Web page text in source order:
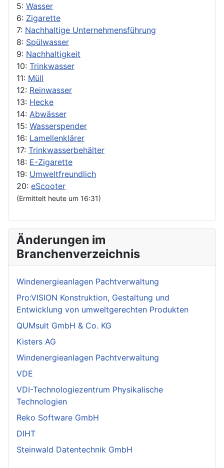
5: Wasser
6: Zigarette
7: Nachhaltige Unternehmensführung
8: Spülwasser
9: Nachhaltigkeit
10: Trinkwasser
11: Müll
12: Reinwasser
13: Hecke
14: Abwässer
15: Wasserspender
16: Lamellenklärer
17: Trinkwasserbehälter
18: E-Zigarette
19: Umweltfreundlich
20: eScooter
(Ermittelt heute um 16:31)
Änderungen im
Branchenverzeichnis
Windenergieanlagen Pachtverwaltung
Pro:VISION Konstruktion, Gestaltung und
Entwicklung von umweltgerechten Produkten
QUMsult GmbH & Co. KG
Kisters AG
Windenergieanlagen Pachtverwaltung
VDE
VDI-Technologiezentrum Physikalische
Technologien
Reko Software GmbH
DIHT
Steinwald Datentechnik GmbH